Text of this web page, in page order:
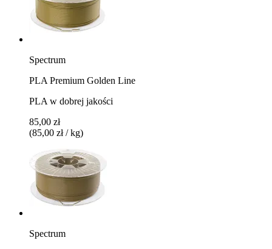
Spectrum
PLA Premium Golden Line
PLA w dobrej jakości
85,00 zł
(85,00 zł / kg)
Spectrum